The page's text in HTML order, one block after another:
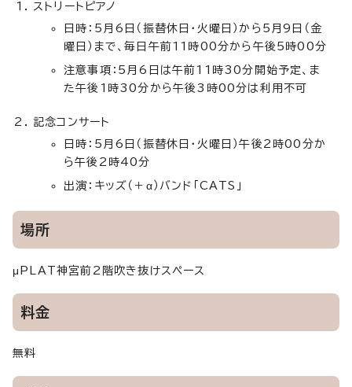
ストリートピアノ
日時：5月6日（振替休日・火曜日）から5月9日（金
曜日）まで、毎日午前11時00分から午後5時00分
注意事項：5月6日は午前11時30分開始予定、ま
た午後1時30分から午後3時00分は利用不可
記念コンサート
日時：5月6日（振替休日・火曜日）午後2時00分か
ら午後2時40分
出演：キッズ（＋α）バンド「CATS」
場所
μPLAT神宮前2階吹き抜けスペース
料金
無料